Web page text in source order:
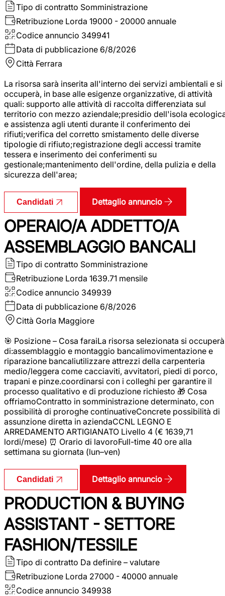
Tipo di contratto Somministrazione
Retribuzione Lorda 19000 - 20000 annuale
Codice annuncio 349941
Data di pubblicazione 6/8/2026
Città Ferrara
La risorsa sarà inserita all'interno dei servizi ambientali e si
occuperà, in base alle esigenze organizzative, di attività
quali: supporto alle attività di raccolta differenziata sul
territorio con mezzo aziendale;presidio dell'isola
e assistenza agli utenti durante il conferimento dei
rifiuti;verifica del corretto smistamento delle diverse
tipologie di rifiuto;registrazione degli accessi tramite
tessera e inserimento dei conferimenti su
gestionale;mantenimento dell'ordine, della pulizia e della
sicurezza dell'area;
Candidati Dettaglio annuncio
OPERAIO/A ADDETTO/A
ASSEMBLAGGIO BANCALI
Tipo di contratto Somministrazione
Retribuzione Lorda 1639.71 mensile
Codice annuncio 349939
Data di pubblicazione 6/8/2026
Città Gorla Maggiore
🎯 Posizione – Cosa faraiLa risorsa selezionata si occuperà
di:assemblaggio e montaggio bancalimovimentazione e
riparazione bancaliutilizzare attrezzi della carpenteria
medio/leggera come cacciaviti, avvitatori, piedi di porco,
trapani e pinze.coordinarsi con i colleghi per garantire il
processo qualitativo e di produzione richiesto 🎁 Cosa
offriamoContratto in somministrazione determinato, con
possibilità di proroghe continuativeConcrete possibilità di
assunzione diretta in aziendaCCNL LEGNO E
ARREDAMENTO ARTIGIANATO Livello 4 (€ 1639,71
lordi/mese) ⏰ Orario di lavoroFull-time 40 ore alla
settimana su giornata (lun–ven)
Candidati Dettaglio annuncio
PRODUCTION & BUYING
ASSISTANT - SETTORE
FASHION/TESSILE
Tipo di contratto Da definire – valutare
Retribuzione Lorda 27000 - 40000 annuale
Codice annuncio 349938